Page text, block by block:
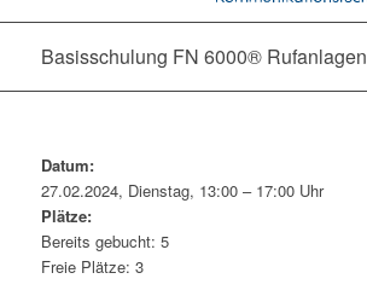
Basisschulung FN 6000® Rufanlagen
Datum:
27.02.2024, Dienstag, 13:00 – 17:00 Uhr
Plätze:
Bereits gebucht: 5
Freie Plätze: 3